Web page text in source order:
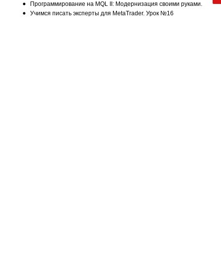
Программирование на MQL II: Модернизация своими руками.
Учимся писать эксперты для MetaTrader. Урок №16